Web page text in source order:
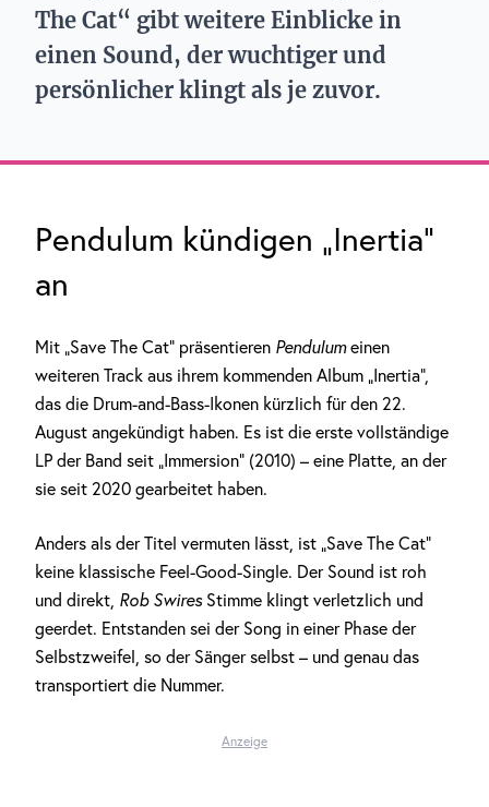
The Cat“ gibt weitere Einblicke in
einen Sound, der wuchtiger und
persönlicher klingt als je zuvor.
Pendulum kündigen „Inertia“
an
Mit „Save The Cat“ präsentieren Pendulumeinen
weiteren Track aus ihrem kommenden Album „Inertia“,
das die Drum-and-Bass-Ikonen kürzlich für den 22.
August angekündigt haben. Es ist die erste vollständige
LP der Band seit „Immersion“ (2010) – eine Platte, an der
sie seit 2020 gearbeitet haben.
Anders als der Titel vermuten lässt, ist „Save The Cat“
keine klassische Feel-Good-Single. Der Sound ist roh
und direkt, Rob SwiresStimme klingt verletzlich und
geerdet. Entstanden sei der Song in einer Phase der
Selbstzweifel, so der Sänger selbst – und genau das
transportiert die Nummer.
Anzeige